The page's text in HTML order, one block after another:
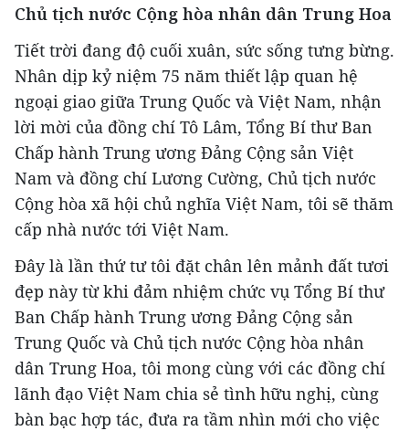
Chủ tịch nước Cộng hòa nhân dân Trung Hoa
Tiết trời đang độ cuối xuân, sức sống tưng bừng.
Nhân dịp kỷ niệm 75 năm thiết lập quan hệ
ngoại giao giữa Trung Quốc và Việt Nam, nhận
lời mời của đồng chí Tô Lâm, Tổng Bí thư Ban
Chấp hành Trung ương Đảng Cộng sản Việt
Nam và đồng chí Lương Cường, Chủ tịch nước
Cộng hòa xã hội chủ nghĩa Việt Nam, tôi sẽ thăm
cấp nhà nước tới Việt Nam.
Đây là lần thứ tư tôi đặt chân lên mảnh đất tươi
đẹp này từ khi đảm nhiệm chức vụ Tổng Bí thư
Ban Chấp hành Trung ương Đảng Cộng sản
Trung Quốc và Chủ tịch nước Cộng hòa nhân
dân Trung Hoa, tôi mong cùng với các đồng chí
lãnh đạo Việt Nam chia sẻ tình hữu nghị, cùng
bàn bạc hợp tác, đưa ra tầm nhìn mới cho việc